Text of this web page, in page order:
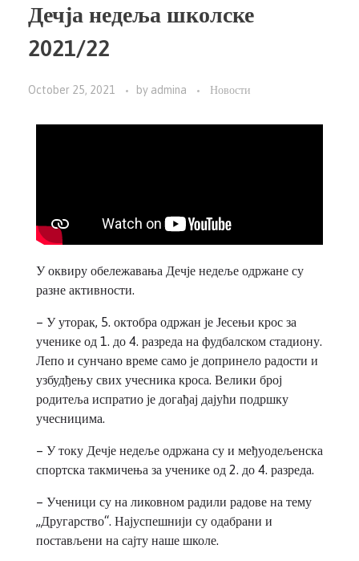
Дечја недеља школске
2021/22
October 25, 2021 by admina Новости
У оквиру обележавања Дечје недеље одржане су
разне активности.
– У уторак, 5. октобра одржан је Јесењи крос за
ученике од 1. до 4. разреда на фудбалском стадиону.
Лепо и сунчано време само је допринело радости и
узбудђењу свих учесника кроса. Велики број
родитеља испратио је догађај дајући подршку
учесницима.
– У току Дечје недеље одржана су и међуодељенска
спортска такмичења за ученике од 2. до 4. разреда.
– Ученици су на ликовном радили радове на тему
,,Другарство“. Најуспешнији су одабрани и
постављени на сајту наше школе.